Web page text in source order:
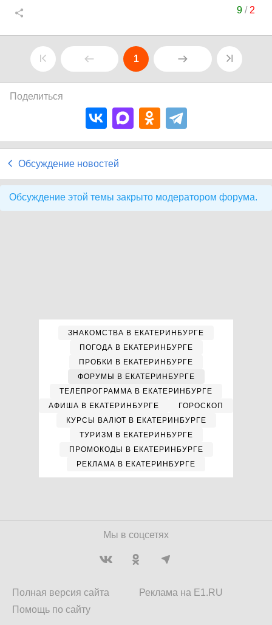
9/ 2
1
Поделиться
Обсуждение новостей
Обсуждение этой темы закрыто модератором форума.
ЗНАКОМСТВА В ЕКАТЕРИНБУРГЕ
ПОГОДА В ЕКАТЕРИНБУРГЕ
ПРОБКИ В ЕКАТЕРИНБУРГЕ
ФОРУМЫ В ЕКАТЕРИНБУРГЕ
ТЕЛЕПРОГРАММА В ЕКАТЕРИНБУРГЕ
АФИША В ЕКАТЕРИНБУРГЕ
ГОРОСКОП
КУРСЫ ВАЛЮТ В ЕКАТЕРИНБУРГЕ
ТУРИЗМ В ЕКАТЕРИНБУРГЕ
ПРОМОКОДЫ В ЕКАТЕРИНБУРГЕ
РЕКЛАМА В ЕКАТЕРИНБУРГЕ
Мы в соцсетях
Полная версия сайта
Помощь по сайту
Реклама на E1.RU